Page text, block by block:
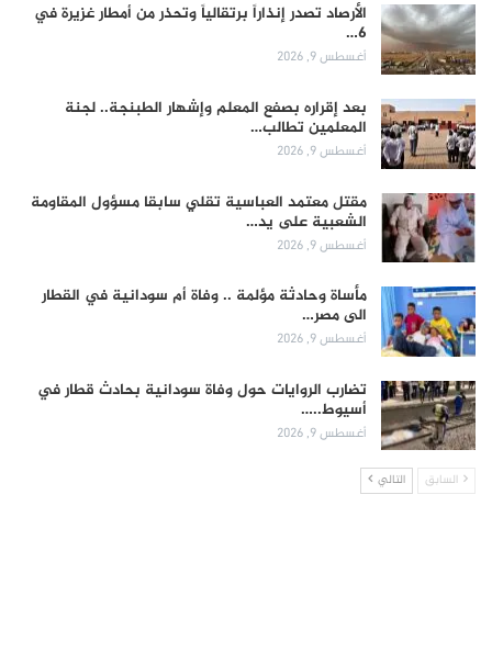
الأرصاد تصدر إنذاراً برتقالياً وتحذر من أمطار غزيرة في
6…
أغسطس 9, 2026
بعد إقراره بصفع المعلم وإشهار الطبنجة.. لجنة
المعلمين تطالب…
أغسطس 9, 2026
مقتل معتمد العباسية تقلي سابقا مسؤول المقاومة
الشعبية على يد…
أغسطس 9, 2026
مأساة وحادثة مؤلمة .. وفاة أم سودانية في القطار
الى مصر…
أغسطس 9, 2026
تضارب الروايات حول وفاة سودانية بحادث قطار في
أسيوط..…
أغسطس 9, 2026
السابق التالي